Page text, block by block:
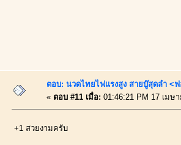
ตอบ: นวดไทยไฟแรงสูง สายบู๊สุดลำ <ฟ
« ตอบ #11 เมื่อ: 01:46:21 PM 17 เมษ
+1 สวยงามครับ